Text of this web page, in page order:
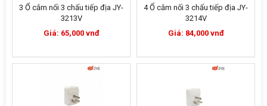
3 Ổ cắm nối 3 chấu tiếp địa JY-
3213V
Giá: 65,000 vnđ
4 Ổ cắm nối 3 chấu tiếp địa JY-
3214V
Giá: 84,000 vnđ